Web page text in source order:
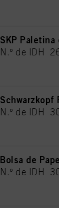
SKP
N.º de IDH
Schwarzkopf
N.º de IDH
Bolsa de
N.º de IDH